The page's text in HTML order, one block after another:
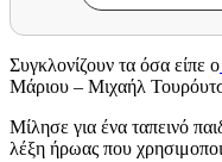
Συγκλονίζουν τα όσα είπε ο
Μάριου – Μιχαήλ
Μίλησε για ένα ταπεινό
λέξη ήρωας που